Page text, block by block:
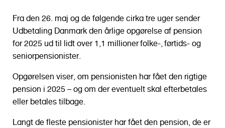
Fra den 26. maj og de følgende cirka tre uger sender
Udbetaling Danmark den årlige opgørelse af pension
for 2025 ud til lidt over 1,1 millionerfolke-,førtids- og
seniorpensionister.
Opgørelsen viser, om pensionisten har fået den rigtige
pension i 2025 – og om der eventuelt skal efterbetales
eller betales tilbage.
Langt de fleste pensionister har fået den pension, de er